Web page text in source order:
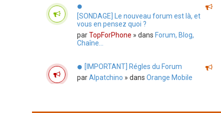
[SONDAGE] Le nouveau forum est là, et
vous en pensez quoi ?
parTopForPhone » dans Forum, Blog,
Chaîne...
[IMPORTANT] Régles du Forum
parAlpatchino » dans Orange Mobile